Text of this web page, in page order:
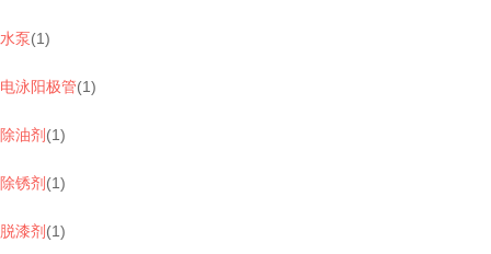
水泵(1)
电泳阳极管(1)
除油剂 (1)
除锈剂 (1)
脱漆剂 (1)